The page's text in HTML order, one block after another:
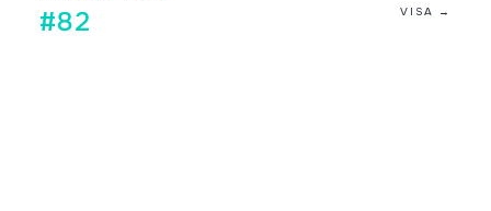
#82 VISA →